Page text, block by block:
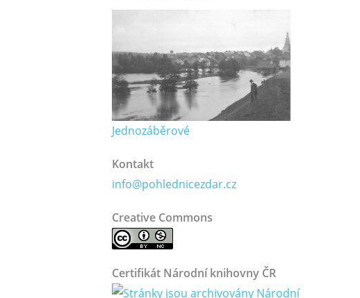
Jednozáběrové
Kontakt
info@pohlednicezdar.cz
Creative Commons
Certifikát Národní knihovny ČR